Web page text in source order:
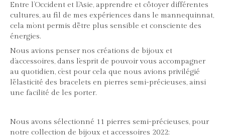
Entre l’Occident et l’Asie, apprendre et côtoyer différentes
cultures, au fil de mes expériences dans le mannequinnat,
cela m’ont permis d’être plus sensible et consciente des
énergies.
Nous avions penser nos créations de bijoux et
d’accessoires, dans l’esprit de pouvoir vous accompagner
au quotidien, c’est pour cela que nous avions privilégié
l’élasticité des bracelets en pierres semi-précieuses, ainsi
une facilité de les porter.
Nous avons sélectionné 11 pierres semi-précieuses, pour
notre collection de bijoux et accessoires 2022: